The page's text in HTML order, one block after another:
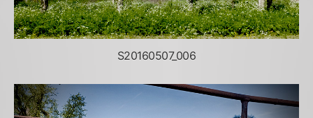
S20160507_006